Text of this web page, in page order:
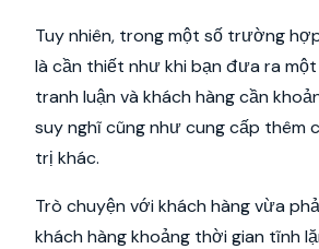
Tuy nhiên, trong một số trường
là cần thiết như khi bạn đưa ra
tranh luận và khách hàng cần
suy nghĩ cũng như cung cấp thêm
trị khác.
Trò chuyện với khách hàng vừa
khách hàng khoảng thời gian tĩnh